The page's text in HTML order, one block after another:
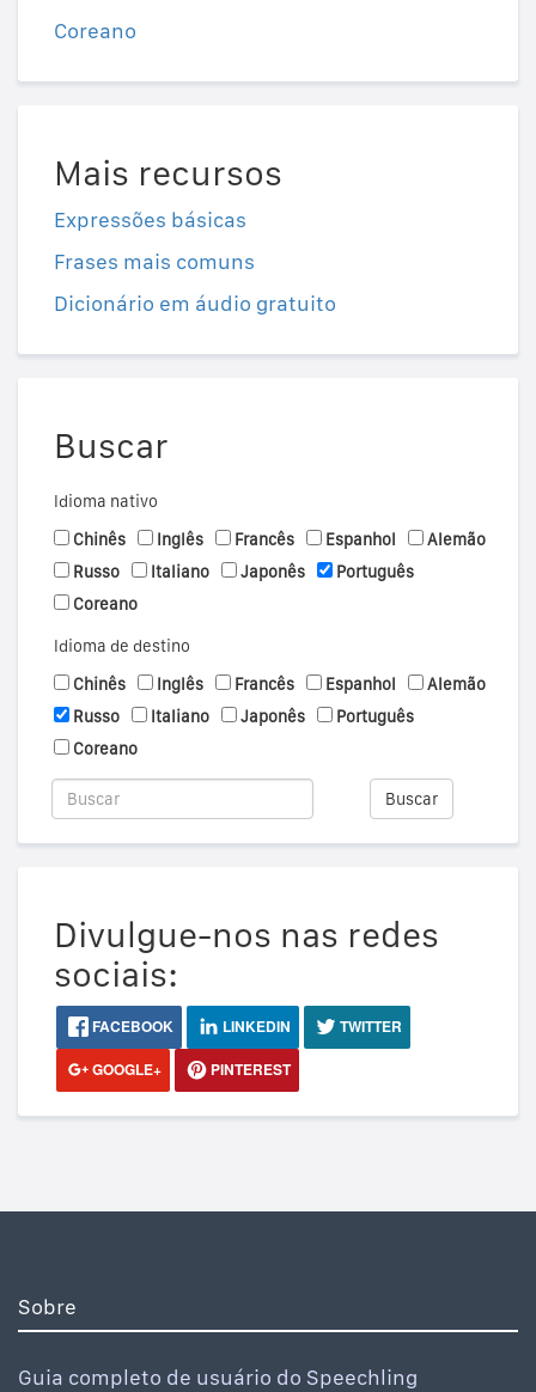
Coreano
Mais recursos
Expressões básicas
Frases mais comuns
Dicionário em áudio gratuito
Buscar
Idioma nativo
Chinês
Inglês Francês Espanhol
Alemão
Russo
Italiano Japonês
Português
Coreano
Idioma de destino
Chinês
Inglês Francês Espanhol
Alemão
Russo
Italiano Japonês
Português
Coreano
Buscar
Divulgue-nos nas redes
sociais:
FACEBOOK LINKEDIN
TWITTER
GOOGLE+
PINTEREST
Sobre
Guia completo de usuário do Speechling